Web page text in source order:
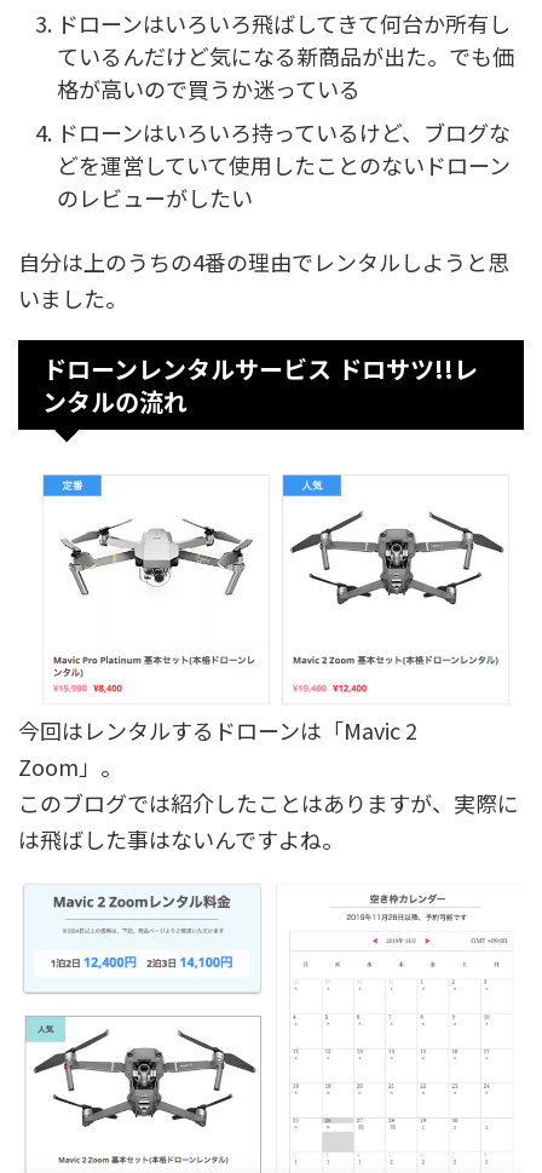
ドローンはいろいろ飛ばしてきて何台か所有し
ているんだけど気になる新商品が出た。でも価
格が高いので買うか迷っている
ドローンはいろいろ持っているけど、ブログな
どを運営していて使用したことのないドローン
のレビューがしたい
自分は上のうちの4番の理由でレンタルしようと思
いました。
ドローンレンタルサービス ドロサツ!!レ
ンタルの流れ
今回はレンタルするドローンは「Mavic 2
Zoom」。
このブログでは紹介したことはありますが、実際に
は飛ばした事はないんですよね。